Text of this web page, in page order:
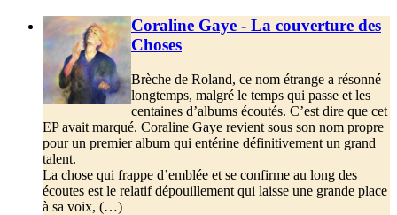
Coraline Gaye - La couverture des
Choses
Brèche de Roland, ce nom étrange a résonné
longtemps, malgré le temps qui passe et les
centaines d’albums écoutés. C’est dire que cet
EP avait marqué. Coraline Gaye revient sous son nom propre
pour un premier album qui entérine définitivement un grand
talent.
La chose qui frappe d’emblée et se confirme au long des
écoutes est le relatif dépouillement qui laisse une grande place
à sa voix, (…)